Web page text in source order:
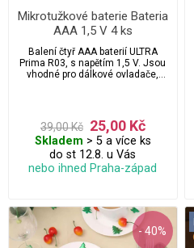
Mikrotužkové baterie Bateria
AAA 1,5 V 4 ks
Balení čtyř AAA baterií ULTRA
Prima R03, s napětím 1,5 V. Jsou
vhodné pro dálkové ovladače,
39,00 Kč 25,00 Kč
Skladem > 5 a více ks
do st 12.8. u Vás
nebo ihned Praha-západ
- 40%